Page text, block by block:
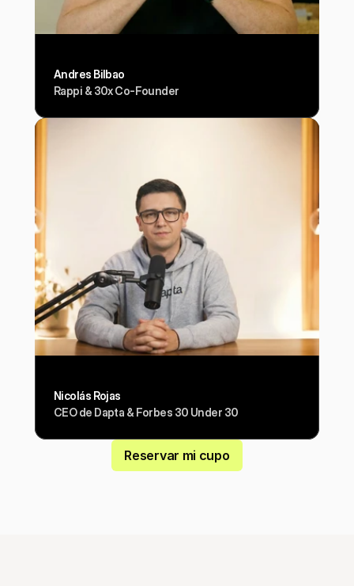
Andres Bilbao
Rappi & 30x Co-Founder
Nicolás Rojas
CEO de Dapta & Forbes 30 Under 30
Reservar mi cupo